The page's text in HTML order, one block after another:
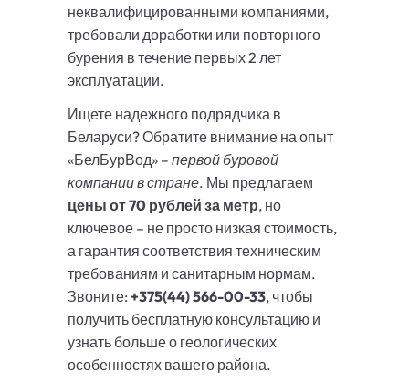
неквалифицированными компаниями,
требовали доработки или повторного
бурения в течение первых 2 лет
эксплуатации.
Ищете надежного подрядчика в
Беларуси? Обратите внимание на опыт
«БелБурВод» – первой буровой
компании в стране. Мы предлагаем
цены от 70 рублей за метр, но
ключевое – не просто низкая стоимость,
а гарантия соответствия техническим
требованиям и санитарным нормам.
Звоните: +375(44) 566-00-33, чтобы
получить бесплатную консультацию и
узнать больше о геологических
особенностях вашего района.